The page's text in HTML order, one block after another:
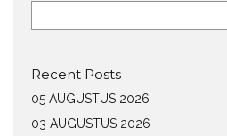
Recent Posts
05 AUGUSTUS 2026
03 AUGUSTUS 2026